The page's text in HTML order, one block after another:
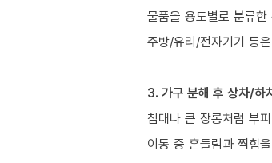
물품을 용도별로 분류
주방/유리/전자기기 등
3. 가구 분해 후 상차/하
침대나 큰 장롱처럼 부
이동 중 흔들림과 찍힘